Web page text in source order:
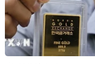
Cựu tiền đạo
Đức từng hồi tưởng
năm 1994 tại
nhịp điệu thi đấu
đó là một thử thách